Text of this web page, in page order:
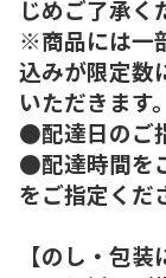
じめご了承く
※商品には一
込みが限定数
いただきます
●配達日のご
●配達時間を
をご指定くだ
【のし・包装